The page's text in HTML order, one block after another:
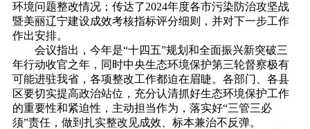
环境问题整改情况；传达了2024年度各市污染防治攻坚战
暨美丽辽宁建设成效考核指标评分细则，并对下一步工作
作出安排。
会议指出，今年是“十四五”规划和全面振兴新突破三
年行动收官之年，同时中央生态环境保护第三轮督察极有
可能进驻我省，各项整改工作都迫在眉睫。各部门、各县
区要切实提高政治站位，充分认清抓好生态环境保护工作
的重要性和紧迫性，主动担当作为，落实好“三管三必
须”责任，做到扎实整改见成效、标本兼治不反弹。